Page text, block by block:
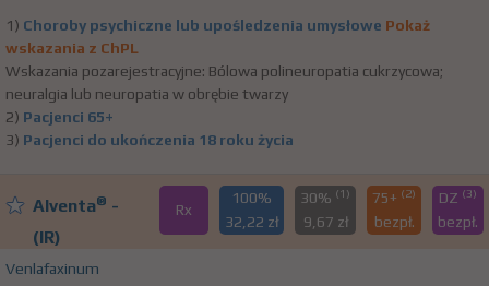
1) Choroby psychiczne lub upośledzenia umysłowe Pokaż
wskazania z ChPL
Wskazania pozarejestracyjne: Bólowa polineuropatia cukrzycowa;
neuralgia lub neuropatia w obrębie twarzy
2) Pacjenci 65+
3) Pacjenci do ukończenia 18 roku życia
Alventa® -
(IR)
Rx
100%
32,22 zł
30% (1)
9,67 zł
75+ (2)
bezpł.
DZ (3)
bezpł.
Venlafaxinum